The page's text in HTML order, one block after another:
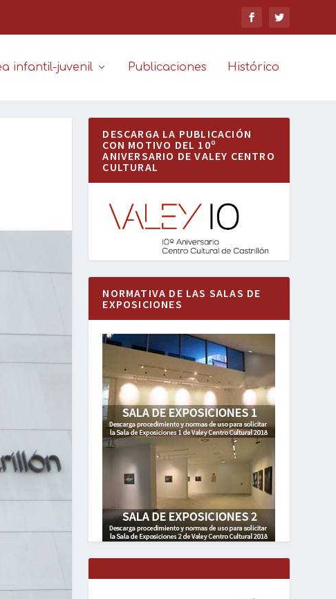
infantil-juvenil Publicaciones Histórico
DESCARGA LA PUBLICACIÓN
CON MOTIVO DEL 10º
ANIVERSARIO DE VALEY CENTRO
CULTURAL
NORMATIVA DE LAS SALAS DE
EXPOSICIONES